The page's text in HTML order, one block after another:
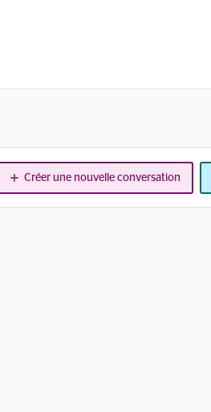
Créer une nouvelle conversation